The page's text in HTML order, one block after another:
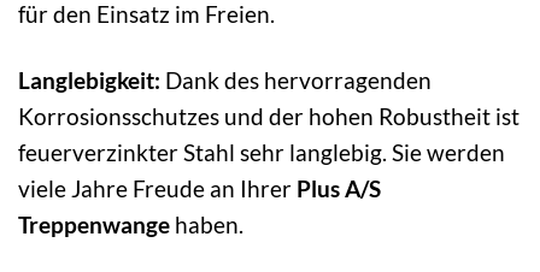
für den Einsatz im Freien.
Langlebigkeit: Dank des hervorragenden
Korrosionsschutzes und der hohen Robustheit ist
feuerverzinkter Stahl sehr langlebig. Sie werden
viele Jahre Freude an Ihrer Plus A/S
Treppenwange haben.